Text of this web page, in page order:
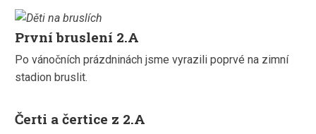
První bruslení 2.A
Po vánočních prázdninách jsme vyrazili poprvé na zimní
stadion bruslit.
Čerti a čertice z 2.A